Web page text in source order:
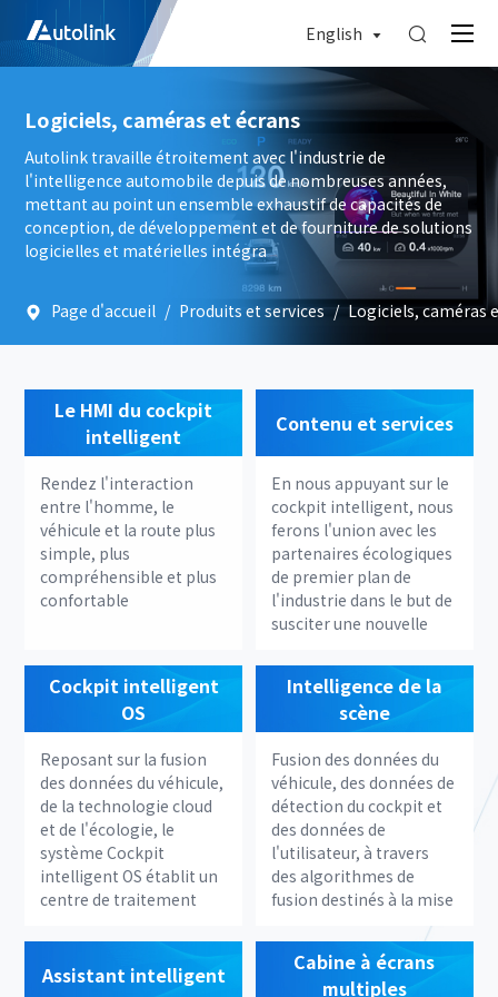
English 
Logiciels, caméras et écrans
Autolink travaille étroitement avec l'industrie de
l'intelligence automobile depuis de nombreuses années,
mettant au point un ensemble exhaustif de capacités de
conception, de développement et de fourniture de solutions
logicielles et matérielles intégra
Page d'accueil / Produits et services / Logiciels, caméras
Le HMI du cockpit
intelligent
Rendez l'interaction
entre l'homme, le
véhicule et la route plus
simple, plus
compréhensible et plus
confortable
Contenu et services
En nous appuyant sur le
cockpit intelligent, nous
ferons l'union avec les
partenaires écologiques
de premier plan de
l'industrie dans le but de
susciter une nouvelle
une mobilité
intelligente, une vie
intelligente, la
voiture,
l'infodivertissement et
le big data
Cockpit intelligent
OS
Reposant sur la fusion
des données du véhicule,
de la technologie cloud
et de l'écologie, le
système Cockpit
intelligent OS établit un
centre de traitement
scénario puissant, d'une
interaction conviviale et
Intelligence de la
scène
Fusion des données du
véhicule, des données de
détection du cockpit et
des données de
l'utilisateur, à travers
des algorithmes de
fusion destinés à la mise
atmosphère et de
services particuliers
adaptés à l'espace du
Assistant intelligent
Cabine à écrans
multiples